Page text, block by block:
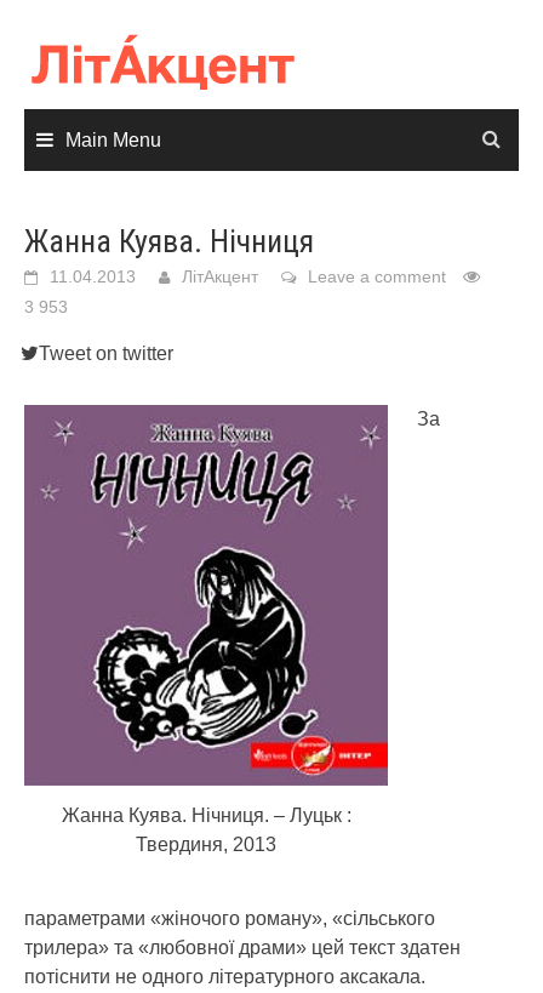
content
Main Menu
Жанна Куява. Нічниця
11.04.2013 ЛітАкцент
Leave a comment
3 953
Tweet on twitter
Жанна Куява. Нічниця. – Луцьк :
Твердиня, 2013
За
параметрами «жіночого роману», «сільського
трилера» та «любовної драми» цей текст здатен
потіснити не одного літературного аксакала.